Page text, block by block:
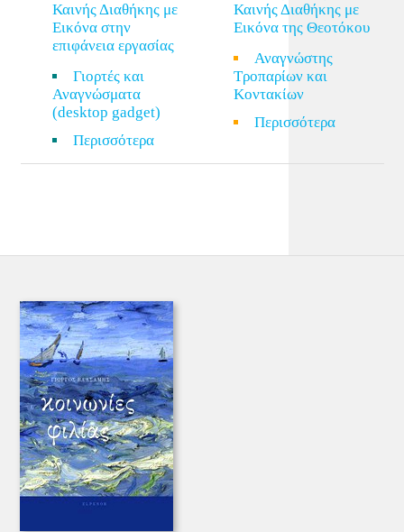
Καινής Διαθήκης με
Εικόνα στην
επιφάνεια εργασίας
Γιορτές και
Αναγνώσματα
(desktop gadget)
Περισσότερα
Καινής Διαθήκης με
Εικόνα της Θεοτόκου
Αναγνώστης
Τροπαρίων και
Κοντακίων
Περισσότερα